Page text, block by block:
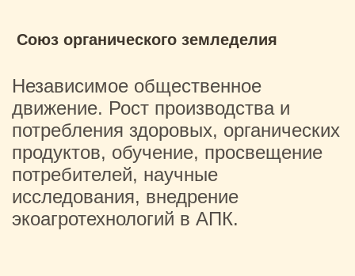
Союз органического земледелия
Независимое общественное
движение. Рост производства и
потребления здоровых, органических
продуктов, обучение, просвещение
потребителей, научные
исследования, внедрение
экоагротехнологий в АПК.